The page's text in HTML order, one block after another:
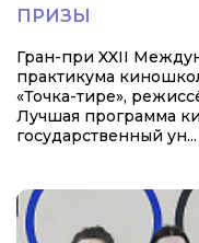
ПРИЗЫ
Гран-при XXII
практикума
«Точка-тире»,
Лучшая программа
государственный ун...